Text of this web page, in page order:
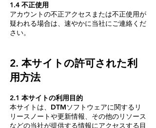
1.4 不正使用
アカウントの不正アクセスまたは不正使用が
疑われる場合は、速やかに当社にご連絡くだ
さい。
2. 本サイトの許可された利
用方法
2.1 本サイトの利用目的
本サイトは、DTMソフトウェアに関するリ
リースノートや更新情報、その他のリソース
などの当社が提供する情報にアクセスする目